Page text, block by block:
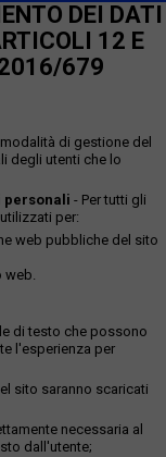
DEI DATI
12 E
2016/679
di gestione del
degli utenti che lo
personali - Per tutti gli
per:
web pubbliche del sito
web.
di testo che possono
l'esperienza per
sito saranno scaricati
necessaria al
dall'utente;